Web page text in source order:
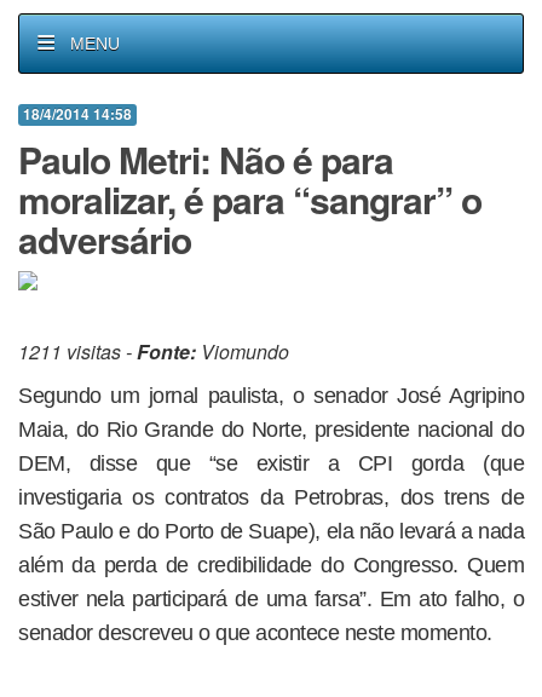
MENU
18/4/2014 14:58
Paulo Metri: Não é para
moralizar, é para “sangrar” o
adversário
1211 visitas -Fonte: Viomundo
Segundo um jornal paulista, o senador José Agripino
Maia, do Rio Grande do Norte, presidente nacional do
DEM, disse que “se existir a CPI gorda (que
investigaria os contratos da Petrobras, dos trens de
São Paulo e do Porto de Suape), ela não levará a nada
além da perda de credibilidade do Congresso. Quem
estiver nela participará de uma farsa”. Em ato falho, o
senador descreveu o que acontece neste momento.